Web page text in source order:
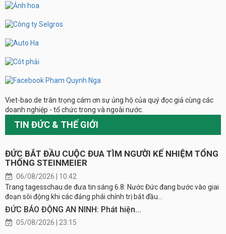
Viet-bao.de trân trọng cám ơn sự ủng hộ của quý đọc giả cùng các
doanh nghiệp - tổ chức trong và ngoài nước.
TIN ĐỨC & THẾ GIỚI
ĐỨC BẮT ĐẦU CUỘC ĐUA TÌM NGƯỜI KẾ NHIỆM TỔNG
THỐNG STEINMEIER
06/08/2026 | 10:42
Trang tagesschau.de đưa tin sáng 6.8: Nước Đức đang bước vào giai
đoạn sôi động khi các đảng phái chính trị bắt đầu...
ĐỨC BÁO ĐỘNG AN NINH: Phát hiện...
05/08/2026 | 23:15